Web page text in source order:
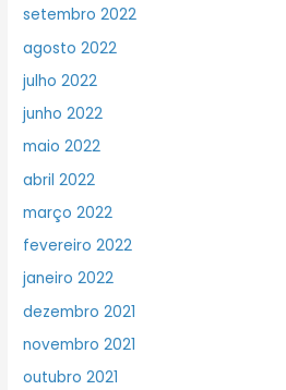
setembro 2022
agosto 2022
julho 2022
junho 2022
maio 2022
abril 2022
março 2022
fevereiro 2022
janeiro 2022
dezembro 2021
novembro 2021
outubro 2021